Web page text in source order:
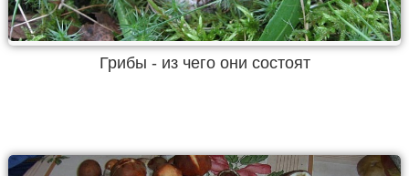
Грибы - из чего они состоят